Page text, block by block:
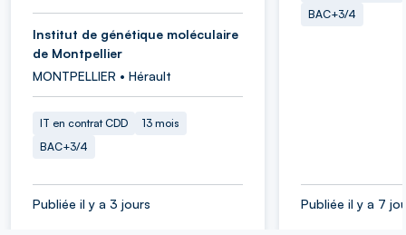
Institut de génétique moléculaire
de Montpellier
MONTPELLIER • Hérault
IT en contrat CDD
13 mois
BAC+3/4
Publiée il y a 3 jours
BAC+3/4
Publiée il y a 7